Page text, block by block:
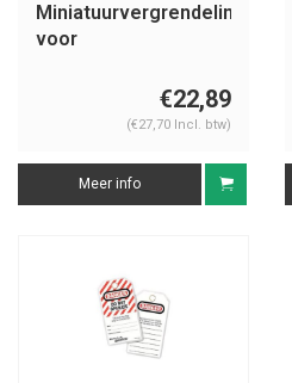
Miniatuurvergrendeling
voor
(Pin-In Standard)
090847, 090848
€22,89
(€27,70 Incl. btw)
Meer info